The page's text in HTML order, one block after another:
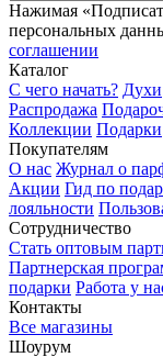
Нажимая
персональных
соглашении
Каталог
С чего начать? Духи
Распродажа
Коллекции Подарки
Покупателям
О нас Журнал о
Акции Гид по
лояльности
Сотрудничество
Стать оптовым
Партнерская
подарки Работа у
Контакты
Все магазины
Шоурум